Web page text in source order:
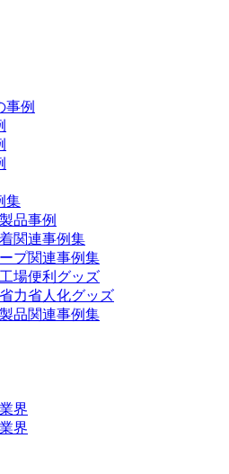
事例
集
品事例
関連事例集
プ関連事例集
場便利グッズ
力省人化グッズ
品関連事例集
界
界